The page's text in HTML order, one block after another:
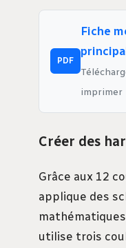
PDF
Fiche
imprimer
Créer des
Grâce aux 12
applique des
utilise trois